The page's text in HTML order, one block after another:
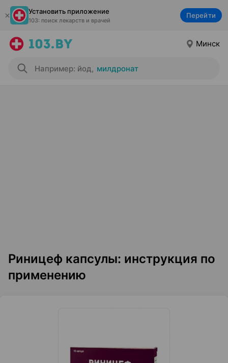
Установить приложение
103: поиск лекарств и врачей
Перейти
Минск
Например: йод, милдронат
Риницеф капсулы: инструкция по
применению